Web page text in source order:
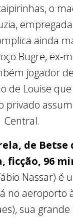
o
ainda
Bugre, ex-
jogador
de Louise
privado
Central.
de Betse
ficção, 96
Nassar) é
no aeroporto
sua grande